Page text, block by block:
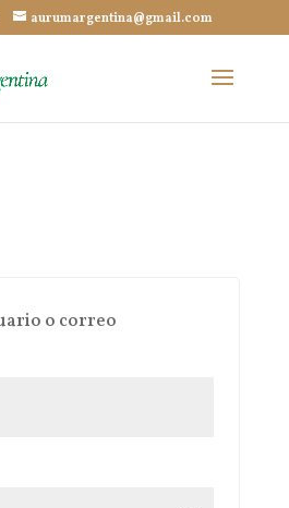
aurumargentina@gmail.com
o correo